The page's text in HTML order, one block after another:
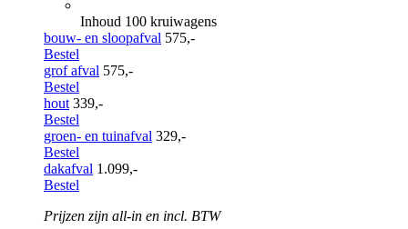
Inhoud 100 kruiwagens
bouw- en sloopafval 575,-
Bestel
grof afval 575,-
Bestel
hout 339,-
Bestel
groen- en tuinafval 329,-
Bestel
dakafval 1.099,-
Bestel
Prijzen zijn all-in en incl. BTW